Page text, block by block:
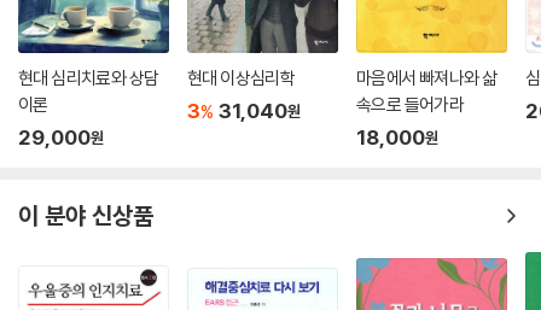
현대 심리치료와 상담
이론
29,000원
현대 이상심리학
3% 31,040원
마음에서 빠져나와 삶
속으로 들어가라
18,000원
이 분야 신상품